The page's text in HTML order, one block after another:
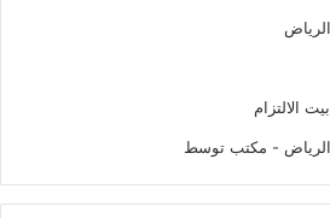
الالتزام
- مكتب توسط